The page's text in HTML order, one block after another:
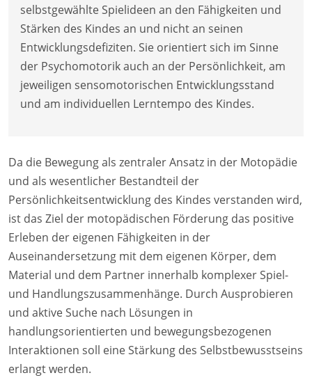
selbstgewählte Spielideen an den Fähigkeiten und
Stärken des Kindes an und nicht an seinen
Entwicklungsdefiziten. Sie orientiert sich im Sinne
der Psychomotorik auch an der Persönlichkeit, am
jeweiligen sensomotorischen Entwicklungsstand
und am individuellen Lerntempo des Kindes.
Da die Bewegung als zentraler Ansatz in der Motopädie
und als wesentlicher Bestandteil der
Persönlichkeitsentwicklung des Kindes verstanden wird,
ist das Ziel der motopädischen Förderung das positive
Erleben der eigenen Fähigkeiten in der
Auseinandersetzung mit dem eigenen Körper, dem
Material und dem Partner innerhalb komplexer Spiel-
und Handlungszusammenhänge. Durch Ausprobieren
und aktive Suche nach Lösungen in
handlungsorientierten und bewegungsbezogenen
Interaktionen soll eine Stärkung des Selbstbewusstseins
erlangt werden.